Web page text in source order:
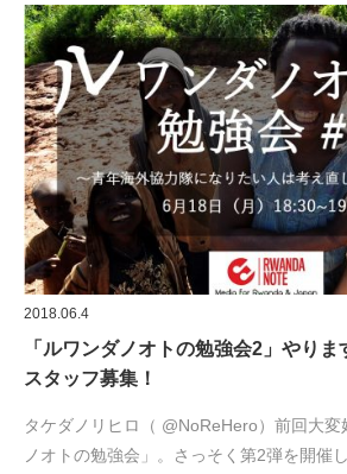
2018.06.4
「ルワンダノオトの勉強会2」やり
スタッフ募集！
タケダノリヒロ（ @NoReHero）前回大
ノオトの勉強会」。さっそく第2弾を開催